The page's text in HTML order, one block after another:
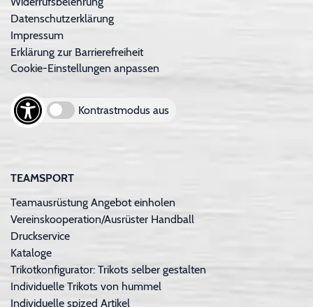
Datenschutzerklärung
Impressum
Erklärung zur Barrierefreiheit
Cookie-Einstellungen anpassen
Kontrastmodus aus
TEAMSPORT
Teamausrüstung Angebot einholen
Vereinskooperation/Ausrüster Handball
Druckservice
Kataloge
Trikotkonfigurator: Trikots selber gestalten
Individuelle Trikots von hummel
Individuelle spized Artikel